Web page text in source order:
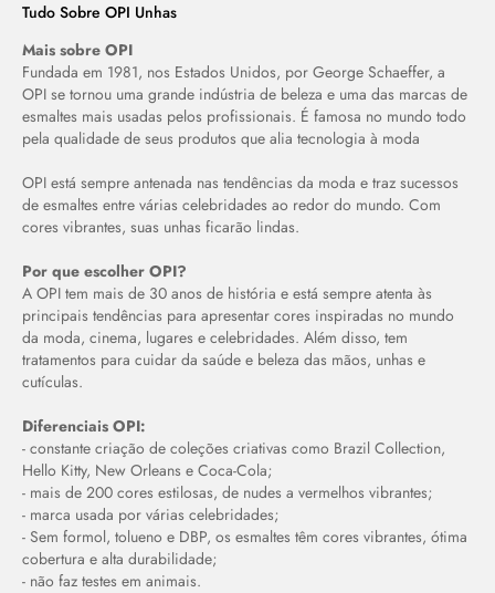
Tudo Sobre OPI Unhas
Mais sobre OPI
Fundada em 1981, nos Estados Unidos, por George Schaeffer, a
OPI se tornou uma grande indústria de beleza e uma das marcas de
esmaltes mais usadas pelos profissionais. É famosa no mundo todo
pela qualidade de seus produtos que alia tecnologia à moda
OPI está sempre antenada nas tendências da moda e traz sucessos
de esmaltes entre várias celebridades ao redor do mundo. Com
cores vibrantes, suas unhas ficarão lindas.
Por que escolher OPI?
A OPI tem mais de 30 anos de história e está sempre atenta às
principais tendências para apresentar cores inspiradas no mundo
da moda, cinema, lugares e celebridades. Além disso, tem
tratamentos para cuidar da saúde e beleza das mãos, unhas e
cutículas.
Diferenciais OPI:
- constante criação de coleções criativas como Brazil Collection,
Hello Kitty, New Orleans e Coca-Cola;
- mais de 200 cores estilosas, de nudes a vermelhos vibrantes;
- marca usada por várias celebridades;
- Sem formol, tolueno e DBP, os esmaltes têm cores vibrantes, ótima
cobertura e alta durabilidade;
- não faz testes em animais.